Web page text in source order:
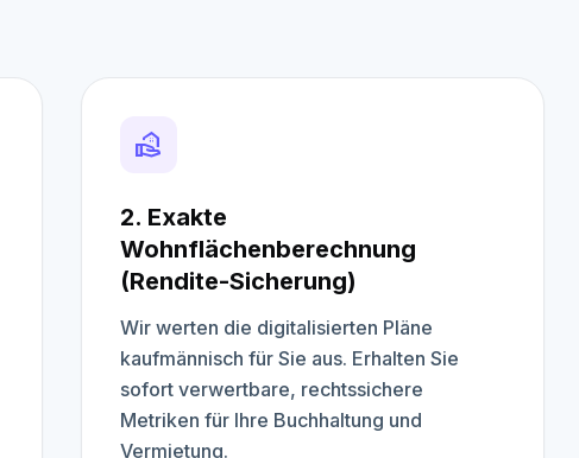
real_estate_agent
2. Exakte
Wohnflächenberechnung
(Rendite-Sicherung)
Wir werten die digitalisierten Pläne
kaufmännisch für Sie aus. Erhalten Sie
sofort verwertbare, rechtssichere
Metriken für Ihre Buchhaltung und
Vermietung.